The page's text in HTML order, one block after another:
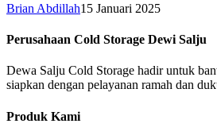
Brian Abdillah15 Januari 2025
Perusahaan Cold Storage Dewi Salju
Dewa Salju Cold Storage hadir untuk
siapkan dengan pelayanan ramah dan
Produk Kami